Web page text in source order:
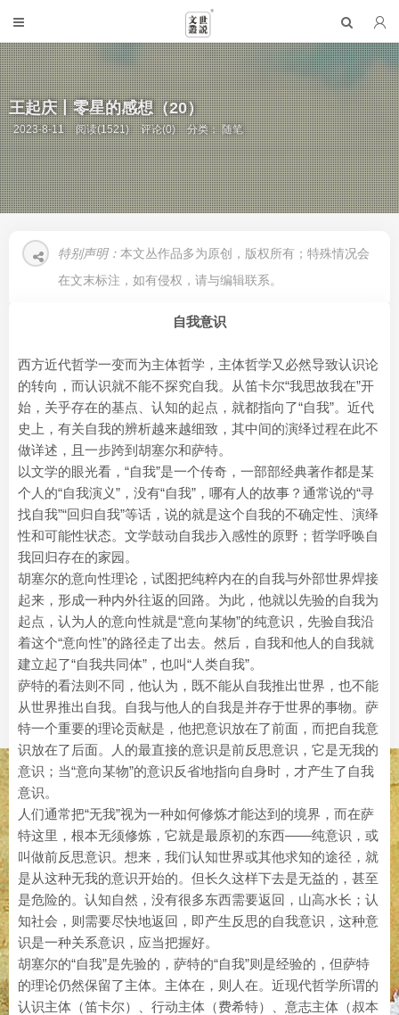
王起庆丨零星的感想（20）
2023-8-11 阅读(1521) 评论(0) 分类：随笔
特别声明： 本文丛作品多为原创，版权所有；特殊情况会
在文末标注，如有侵权，请与编辑联系。
自我意识
西方近代哲学一变而为主体哲学，主体哲学又必然导致认识论
的转向，而认识就不能不探究自我。从笛卡尔“我思故我在”开
始，关乎存在的基点、认知的起点，就都指向了“自我”。近代
史上，有关自我的辨析越来越细致，其中间的演绎过程在此不
做详述，且一步跨到胡塞尔和萨特。
以文学的眼光看，“自我”是一个传奇，一部部经典著作都是某
个人的“自我演义”，没有“自我”，哪有人的故事？通常说的“寻
找自我”“回归自我”等话，说的就是这个自我的不确定性、演绎
性和可能性状态。文学鼓动自我步入感性的原野；哲学呼唤自
我回归存在的家园。
胡塞尔的意向性理论，试图把纯粹内在的自我与外部世界焊接
起来，形成一种内外往返的回路。为此，他就以先验的自我为
起点，认为人的意向性就是“意向某物”的纯意识，先验自我沿
着这个“意向性”的路径走了出去。然后，自我和他人的自我就
建立起了“自我共同体”，也叫“人类自我”。
萨特的看法则不同，他认为，既不能从自我推出世界，也不能
从世界推出自我。自我与他人的自我是并存于世界的事物。萨
特一个重要的理论贡献是，他把意识放在了前面，而把自我意
识放在了后面。人的最直接的意识是前反思意识，它是无我的
意识；当“意向某物”的意识反省地指向自身时，才产生了自我
意识。
人们通常把“无我”视为一种如何修炼才能达到的境界，而在萨
特这里，根本无须修炼，它就是最原初的东西——纯意识，或
叫做前反思意识。想来，我们认知世界或其他求知的途径，就
是从这种无我的意识开始的。但长久这样下去是无益的，甚至
是危险的。认知自然，没有很多东西需要返回，山高水长；认
知社会，则需要尽快地返回，即产生反思的自我意识，这种意
识是一种关系意识，应当把握好。
胡塞尔的“自我”是先验的，萨特的“自我”则是经验的，但萨特
的理论仍然保留了主体。主体在，则人在。近现代哲学所谓的
认识主体（笛卡尔）、行动主体（费希特）、意志主体（叔本